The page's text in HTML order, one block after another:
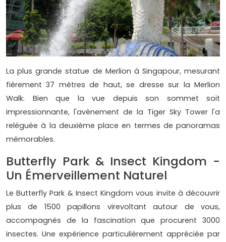
La plus grande statue de Merlion à Singapour, mesurant
fièrement 37 mètres de haut, se dresse sur la Merlion
Walk. Bien que la vue depuis son sommet soit
impressionnante, l'avènement de la Tiger Sky Tower l'a
reléguée à la deuxième place en termes de panoramas
mémorables.
Butterfly Park & Insect Kingdom -
Un Émerveillement Naturel
Le Butterfly Park & Insect Kingdom vous invite à découvrir
plus de 1500 papillons virevoltant autour de vous,
accompagnés de la fascination que procurent 3000
insectes. Une expérience particulièrement appréciée par